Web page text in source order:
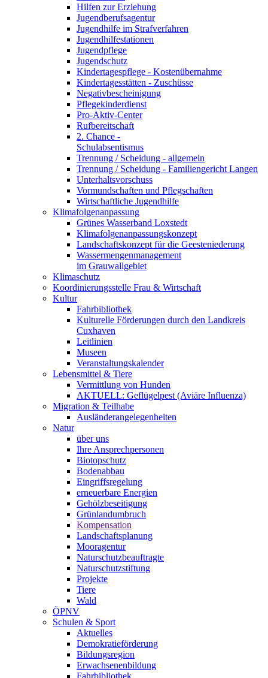
Hilfen zur Erziehung
Jugendberufsagentur
Jugendhilfe im Strafverfahren
Jugendhilfestationen
Jugendpflege
Jugendschutz
Kindertagespflege - Kostenübernahme
Kindertagesstätten - Zuschüsse
Negativbescheinigung
Pflegekinderdienst
Pro-Aktiv-Center
Rufbereitschaft
2. Chance -
Schulabsentismus
Trennung / Scheidung - allgemein
Trennung / Scheidung - Familiengericht Langen
Unterhaltsvorschuss
Vormundschaften und Pflegschaften
Wirtschaftliche Jugendhilfe
Klimafolgenanpassung
Grünes Wasserband Loxstedt
Klimafolgenanpassungskonzept
Landschaftskonzept für die Geesteniederung
Wassermengenmanagement
im Grauwallgebiet
Klimaschutz
Koordinierungsstelle Frau & Wirtschaft
Kultur
Fahrbibliothek
Kulturelle Förderungen durch den Landkreis
Cuxhaven
Leitlinien
Museen
Veranstaltungskalender
Lebensmittel & Tiere
Vermittlung von Hunden
AKTUELL: Geflügelpest (Aviäre Influenza)
Migration & Teilhabe
Ausländerangelegenheiten
Natur
über uns
Ihre Ansprechpersonen
Biotopschutz
Bodenabbau
Eingriffsregelung
erneuerbare Energien
Gehölzbeseitigung
Grünlandumbruch
Kompensation
Landschaftsplanung
Mooragentur
Naturschutzbeauftragte
Naturschutzstiftung
Projekte
Tiere
Wald
ÖPNV
Schulen & Sport
Aktuelles
Demokratieförderung
Bildungsregion
Erwachsenenbildung
Fahrbibliothek